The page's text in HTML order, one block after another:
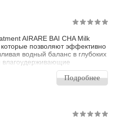
AIRARE BAI CHA Milk
позволяют эффективно
водный баланс в глубоких
влагоудерживающие
лица быстро впитывается, не
кожу увлажняющей вуалью и
времени.
Подробнее